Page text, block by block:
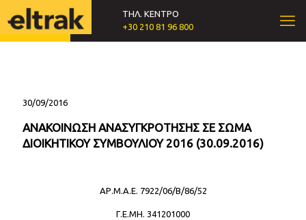
ΤΗΛ. ΚΕΝΤΡΟ
+30 210 81 96 800
30/09/2016
ΑΝΑΚΟΙΝΩΣΗ ΑΝΑΣΥΓΚΡΟΤΗΣΗΣ ΣΕ ΣΩΜΑ
ΔΙΟΙΚΗΤΙΚΟΥ ΣΥΜΒΟΥΛΙΟΥ 2016 (30.09.2016)
ΑΡ.Μ.Α.Ε. 7922/06/Β/86/52
Γ.Ε.ΜΗ. 341201000